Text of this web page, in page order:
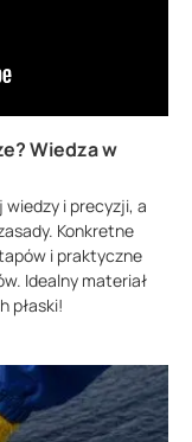
Wiedza w
wiedzy i precyzji, a
Konkretne
i praktyczne
Idealny materiał
płaski!